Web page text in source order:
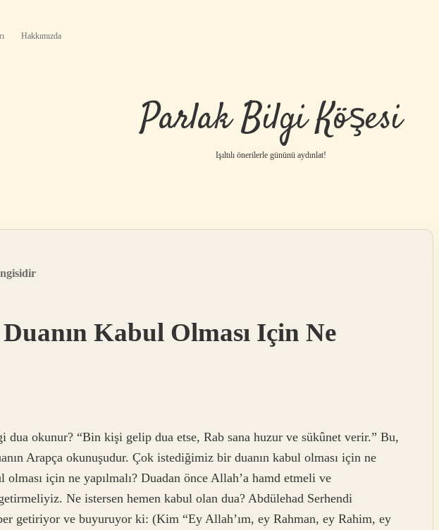
Hakkımızda
Parlak Bilgi Köşesi
Işıltılı önerilerle gününü aydınlat!
Kabul Olması Için Ne
dua okunur? “Bin kişi gelip dua etse, Rab sana huzur ve sükûnet verir.” Bu,
Arapça okunuşudur. Çok istediğimiz bir duanın kabul olması için ne
olması için ne yapılmalı? Duadan önce Allah’a hamd etmeli ve
Ne istersen hemen kabul olan dua? Abdülehad Serhendi
getiriyor ve buyuruyor ki: (Kim “Ey Allah’ım, ey Rahman, ey Rahim, ey